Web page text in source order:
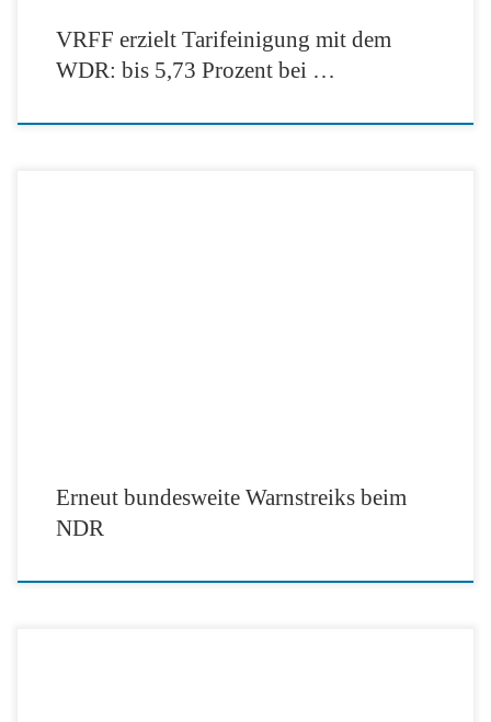
VRFF erzielt Tarifeinigung mit dem
WDR: bis 5,73 Prozent bei …
Erneut bundesweite Warnstreiks beim
NDR